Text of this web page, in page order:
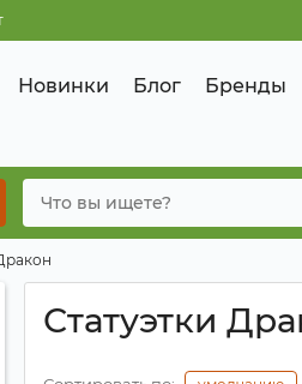
Новинки Блог Бренды
Статуэтки